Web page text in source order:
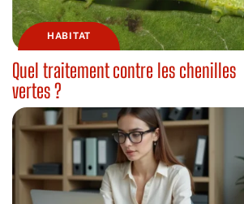
HABITAT
Quel traitement contre les chenilles
vertes ?